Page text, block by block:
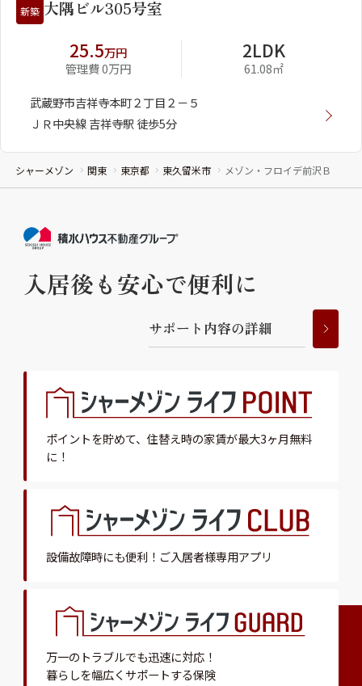
新築 大隅ビル305号室
25.5万円
管理費 0万円
2LDK
61.08㎡
武蔵野市吉祥寺本町２丁目２－５
ＪＲ中央線 吉祥寺駅 徒歩5分
シャーメゾン 関東 東京都 東久留米市 メゾン・フロイデ前沢Ｂ
入居後も安心で便利に
サポー ト 内容の詳細
ポイントを貯めて、 住替え時の家賃が最大3ヶ月無料
に！
設備故障時にも便利！ ご入居者様専用アプリ
万一のトラブルでも迅速に対応！
暮らしを幅広くサポートする保険